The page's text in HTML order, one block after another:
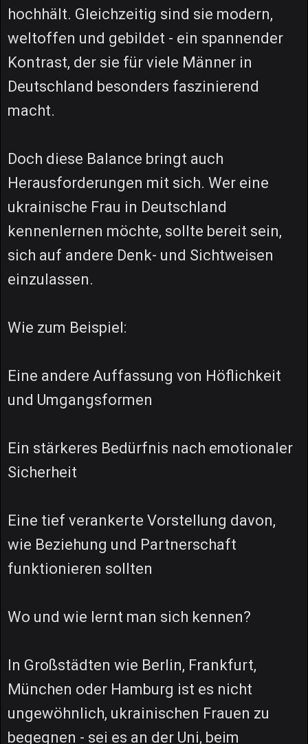
hochhält. Gleichzeitig sind sie modern,
weltoffen und gebildet - ein spannender
Kontrast, der sie für viele Männer in
Deutschland besonders faszinierend
macht.
Doch diese Balance bringt auch
Herausforderungen mit sich. Wer eine
ukrainische Frau in Deutschland
kennenlernen möchte, sollte bereit sein,
sich auf andere Denk- und Sichtweisen
einzulassen.
Wie zum Beispiel:
Eine andere Auffassung von Höflichkeit
und Umgangsformen
Ein stärkeres Bedürfnis nach emotionaler
Sicherheit
Eine tief verankerte Vorstellung davon,
wie Beziehung und Partnerschaft
funktionieren sollten
Wo und wie lernt man sich kennen?
In Großstädten wie Berlin, Frankfurt,
München oder Hamburg ist es nicht
ungewöhnlich, ukrainischen Frauen zu
begegnen - sei es an der Uni, beim